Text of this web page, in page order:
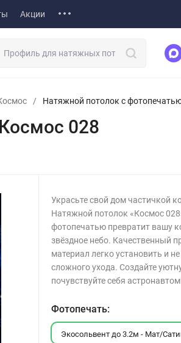
Акции
/ Натяжной потолок с
028
Украсьте свой дом частичкой
Натяжной потолок «Космос
фотопечатью превратит вашу
звёздное небо. Качественный
материал легко установить и не
сложного ухода. Создайте
почувствуйте себя
Фотопечать:
Экосольвент до 3.2м - Мат/